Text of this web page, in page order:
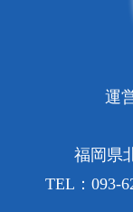
運
福岡県
TEL：093-